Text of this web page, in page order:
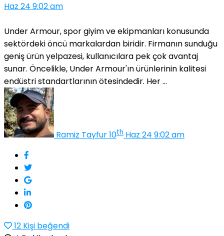
Haz 24 9:02 am
Under Armour, spor giyim ve ekipmanları konusunda
sektördeki öncü markalardan biridir. Firmanın sunduğu
geniş ürün yelpazesi, kullanıcılara pek çok avantaj
sunar. Öncelikle, Under Armour'ın ürünlerinin kalitesi
endüstri standartlarının ötesindedir. Her ...
Ramiz Tayfur10th Haz 24 9:02 am
12 Kişi beğendi